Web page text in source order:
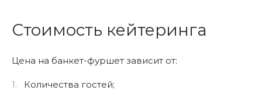
Стоимость кейтеринга
Цена на банкет-фуршет зависит от:
Количества гостей;